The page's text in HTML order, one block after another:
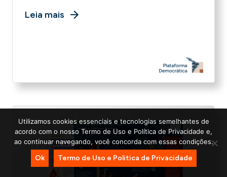
Leia mais
Utilizamos cookies essenciais e tecnologias semelhantes de
acordo com o nosso Termo de Uso e Política de Privacidade e,
ao continuar navegando, você concorda com essas condições.
Ok Termo de Uso e Politica de Privacidade